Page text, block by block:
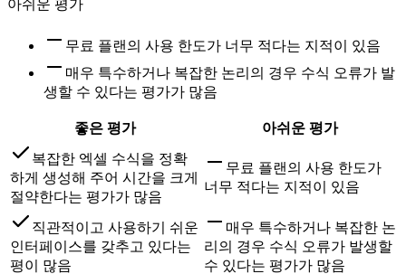
아쉬운 평가
무료 플랜의 사용 한도가 너무 적다는 지적이 있음
매우 특수하거나 복잡한 논리의 경우 수식 오류가 발
생할 수 있다는 평가가 많음
좋은 평가
아쉬운 평가
복잡한 엑셀 수식을 정확
하게 생성해 주어 시간을 크게
절약한다는 평가가 많음
무료 플랜의 사용 한도가
너무 적다는 지적이 있음
직관적이고 사용하기 쉬운
인터페이스를 갖추고 있다는
평이 많음
매우 특수하거나 복잡한 논
리의 경우 수식 오류가 발생할
수 있다는 평가가 많음